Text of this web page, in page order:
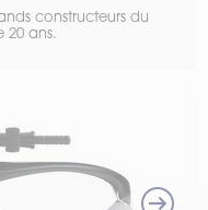
constructeurs du
20 ans.